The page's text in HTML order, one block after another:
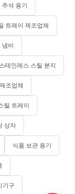
주석 용기
트레이 제조업체
냄비
스테인레스 스틸 분지
조업체
틸 트레이
상자
식품 보관 용기
기구